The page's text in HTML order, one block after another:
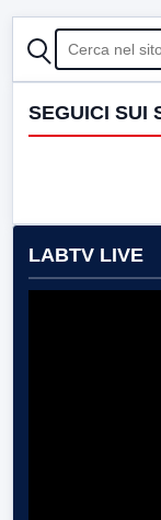
CERCA
SEGUICI SUI
LABTV LIVE